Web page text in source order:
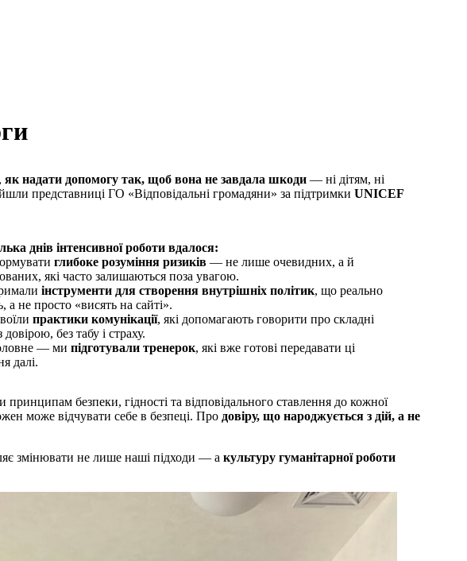
як надати допомогу так, щоб вона не завдала шкоди — ні дітям, ні
представниці ГО «Відповідальні громадяни» за підтримки UNICEF
днів інтенсивної роботи вдалося:
глибоке розуміння ризиків— не лише очевидних, а й
які часто залишаються поза увагою.
інструменти для створення внутрішніх політик, що реально
а не просто «висять на сайті».
практики комунікації, які допомагають говорити про складні
довірою, без табу і страху.
— ми підготували тренерок, які вже готові передавати ці
далі.
принципам безпеки, гідності та відповідального ставлення до кожної
може відчувати себе в безпеці. Про довіру, що народжується з дій, а не
змінювати не лише наші підходи — а культуру гуманітарної роботи